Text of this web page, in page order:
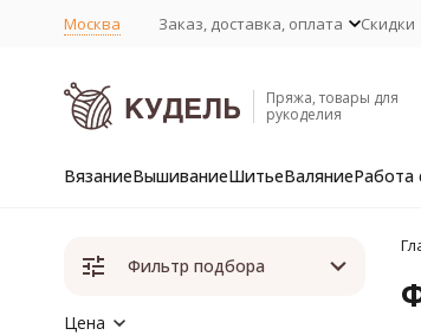
Москва Заказ, доставка, оплата Скидки
Пряжа, товары для
рукоделия
ВязаниеВышиваниеШитьеВаляниеРабота
Фильтр подбора
Цена